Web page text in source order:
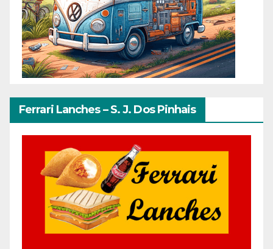
Ferrari Lanches – S. J. Dos Pinhais